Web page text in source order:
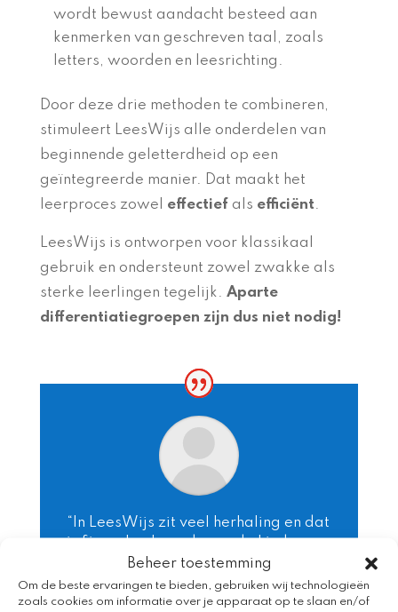
Beheer toestemming
Om de beste ervaringen te bieden, gebruiken wij technologieën
zoals cookies om informatie over je apparaat op te slaan en/of
wordt bewust aandacht besteed aan
kenmerken van geschreven taal, zoals
letters, woorden en leesrichting.
Door deze drie methoden te combineren,
stimuleert LeesWijs alle onderdelen van
beginnende geletterdheid op een
geïntegreerde manier. Dat maakt het
leerproces zowel effectief als efficiënt.
LeesWijs is ontworpen voor klassikaal
gebruik en ondersteunt zowel zwakke als
sterke leerlingen tegelijk. Aparte
differentiatiegroepen zijn dus niet nodig!
“In LeesWijs zit veel herhaling en dat
is fijn en heel goed voor de kinderen.
Ik denk weleens dat het saai wordt
om zo vaak te herhalen, maar de
kinderen (ook de taalsterke) vonden